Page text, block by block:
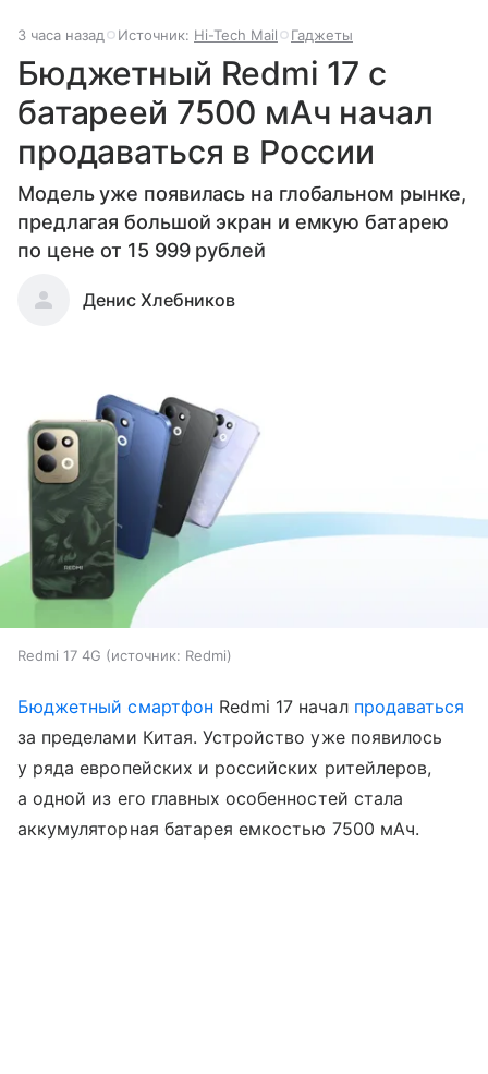
3 часа назад Источник: Hi-Tech Mail Гаджеты
Бюджетный Redmi 17 с
батареей 7500 мАч начал
продаваться в России
Модель уже появилась на глобальном рынке,
предлагая большой экран и емкую батарею
по цене от 15 999 рублей
Денис Хлебников
Redmi 17 4G источник: Redmi
Бюджетный смартфон Redmi 17 начал продаваться
за пределами Китая. Устройство уже появилось
у ряда европейских и российских ритейлеров,
а одной из его главных особенностей стала
аккумуляторная батарея емкостью 7500 мАч.